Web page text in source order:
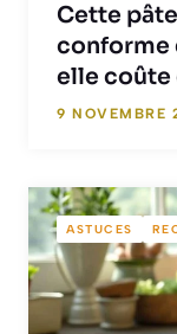
Cette
conforme
elle coûte
9 NOVEMBRE
ASTUCES